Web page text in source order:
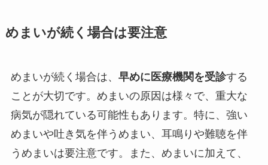
めまいが続く場合は要注意
めまいが続く場合は、 早めに医療機関を受診する
ことが大切です。めまいの原因は様々で、重大な
病気が隠れている可能性もあります。特に、強い
めまいや吐き気を伴うめまい、耳鳴りや難聴を伴
うめまいは要注意です。また、めまいに加えて、